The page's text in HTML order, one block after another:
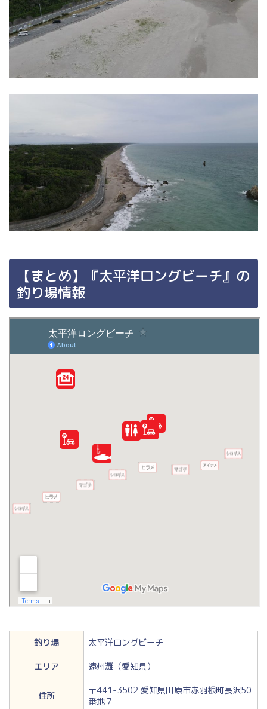
【まとめ】『太平洋ロングビーチ』の
釣り場情報
釣り場
太平洋ロングビーチ
エリア
遠州灘（愛知県）
住所
〒441-3502 愛知県田原市赤羽根町長沢50
番地７